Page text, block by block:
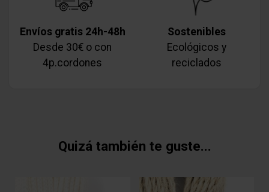
Envíos gratis 24h-48h
Desde 30€ o con
4p.cordones
Sostenibles
Ecológicos y
reciclados
Quizá también te guste...